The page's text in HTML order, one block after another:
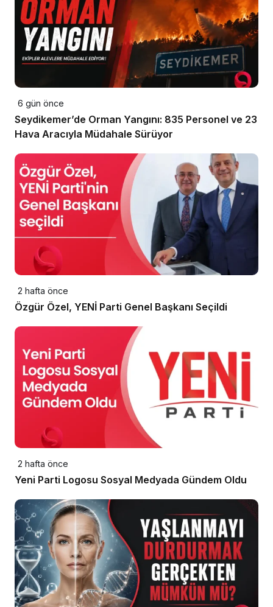
6 gün önce
Seydikemer’de Orman Yangını: 835 Personel ve 23
Hava Aracıyla Müdahale Sürüyor
2 hafta önce
Özgür Özel, YENİ Parti Genel Başkanı Seçildi
2 hafta önce
Yeni Parti Logosu Sosyal Medyada Gündem Oldu